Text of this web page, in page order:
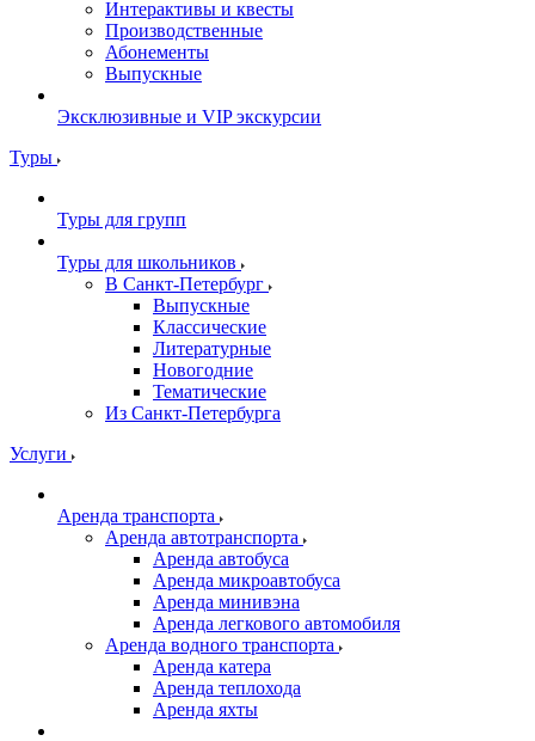
Интерактивы и квесты
Производственные
Абонементы
Выпускные
Эксклюзивные и VIP экскурсии
Туры
Туры для групп
Туры для школьников
В Санкт-Петербург
Выпускные
Классические
Литературные
Новогодние
Тематические
Из Санкт-Петербурга
Услуги
Аренда транспорта
Аренда автотранспорта
Аренда автобуса
Аренда микроавтобуса
Аренда минивэна
Аренда легкового автомобиля
Аренда водного транспорта
Аренда катера
Аренда теплохода
Аренда яхты